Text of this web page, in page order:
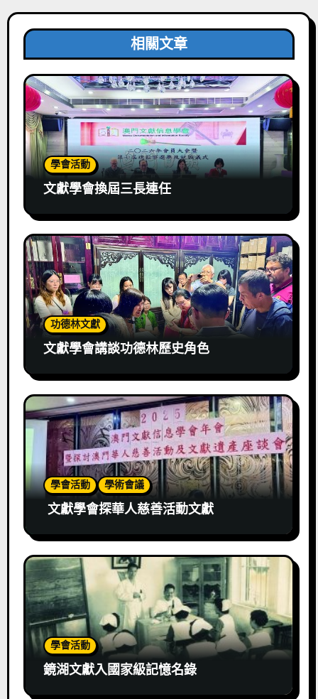
相關文章
學會活動
文獻學會換屆三長連任
功德林文獻
文獻學會講談功德林歷史角色
學會活動 學術會議
文獻學會探華人慈善活動文獻
學會活動
鏡湖文獻入國家級記憶名錄